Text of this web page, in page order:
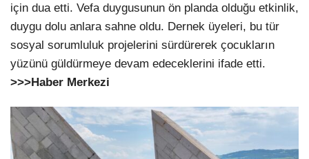
için dua etti. Vefa duygusunun ön planda olduğu etkinlik,
duygu dolu anlara sahne oldu. Dernek üyeleri, bu tür
sosyal sorumluluk projelerini sürdürerek çocukların
yüzünü güldürmeye devam edeceklerini ifade etti.
>>>Haber Merkezi